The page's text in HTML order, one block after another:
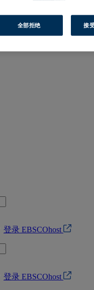
登录 EBSCOhost
登录 EBSCOhost
全部拒绝 接